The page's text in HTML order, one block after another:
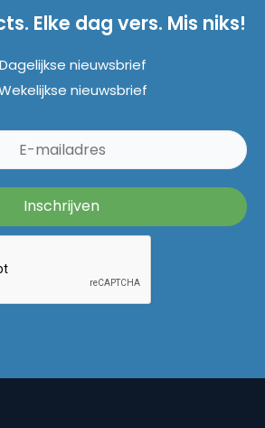
Elke dag vers. Mis niks!
Dagelijkse nieuwsbrief
nieuwsbrief